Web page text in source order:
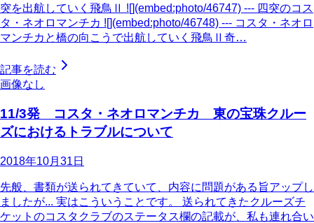
突を出航していく飛鳥Ⅱ ![](embed:photo/46747) --- 四突のコス
タ・ネオロマンチカ ![](embed:photo/46748) --- コスタ・ネオロ
マンチカと橋の向こうで出航していく飛鳥Ⅱ奇…
記事を読む
画像なし
11/3発 コスタ・ネオロマンチカ 東の宝珠クルー
ズにおけるトラブルについて
2018年10月31日
先般、書類が送られてきていて、内容に問題がある旨アップし
ましたが... 実はこういうことです。 送られてきたクルーズチ
ケットのコスタクラブのステータス欄の記載が、私も連れ合い